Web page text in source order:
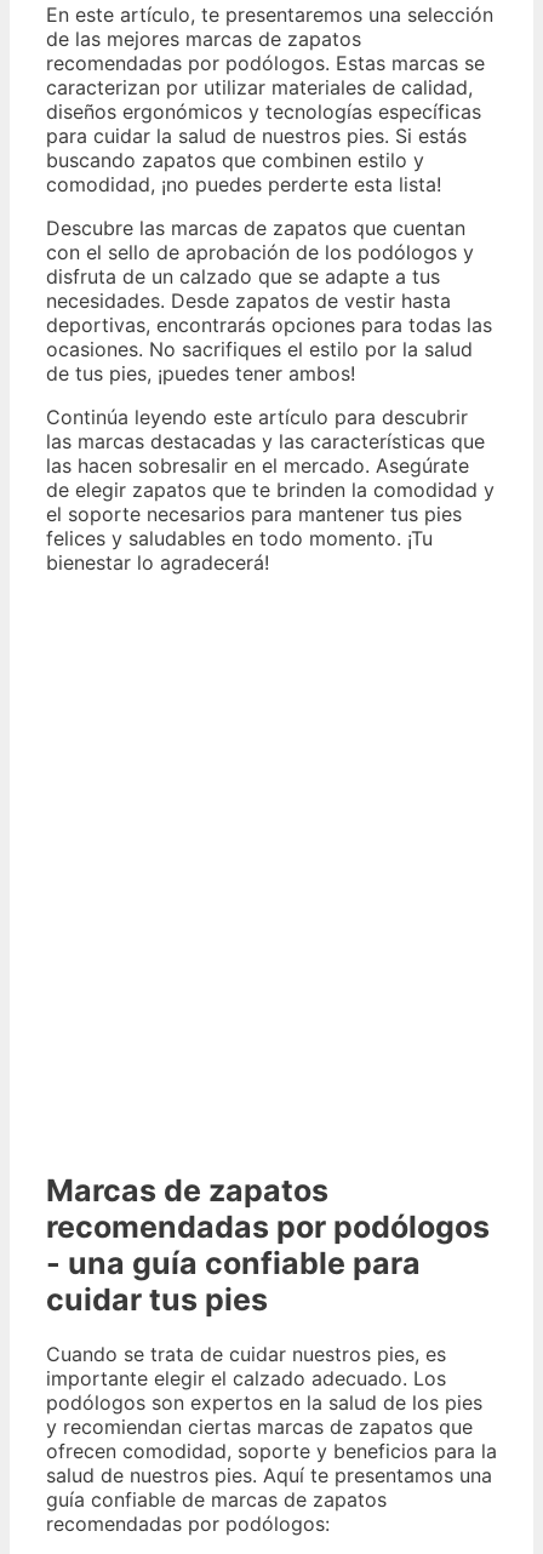
En este artículo, te presentaremos una selección
de las mejores marcas de zapatos
recomendadas por podólogos. Estas marcas se
caracterizan por utilizar materiales de calidad,
diseños ergonómicos y tecnologías específicas
para cuidar la salud de nuestros pies. Si estás
buscando zapatos que combinen estilo y
comodidad, ¡no puedes perderte esta lista!
Descubre las marcas de zapatos que cuentan
con el sello de aprobación de los podólogos y
disfruta de un calzado que se adapte a tus
necesidades. Desde zapatos de vestir hasta
deportivas, encontrarás opciones para todas las
ocasiones. No sacrifiques el estilo por la salud
de tus pies, ¡puedes tener ambos!
Continúa leyendo este artículo para descubrir
las marcas destacadas y las características que
las hacen sobresalir en el mercado. Asegúrate
de elegir zapatos que te brinden la comodidad y
el soporte necesarios para mantener tus pies
felices y saludables en todo momento. ¡Tu
bienestar lo agradecerá!
Marcas de zapatos
recomendadas por podólogos
- una guía confiable para
cuidar tus pies
Cuando se trata de cuidar nuestros pies, es
importante elegir el calzado adecuado. Los
podólogos son expertos en la salud de los pies
y recomiendan ciertas marcas de zapatos que
ofrecen comodidad, soporte y beneficios para la
salud de nuestros pies. Aquí te presentamos una
guía confiable de marcas de zapatos
recomendadas por podólogos: